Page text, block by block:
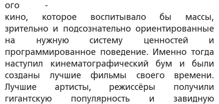
ого -
кино, которое воспитывало бы массы,
зрительно и подсознательно ориентированные
на нужную систему ценностей и
программированное поведение. Именно тогда
наступил кинематографический бум и были
созданы лучшие фильмы своего времени.
Лучшие артисты, режиссёры получили
гигантскую популярность и завидную